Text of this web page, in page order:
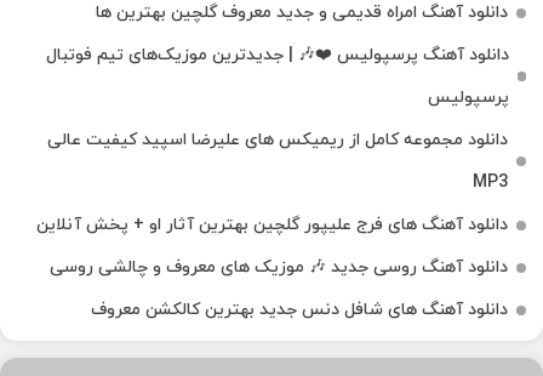
دانلود آهنگ امراه قدیمی و جدید معروف گلچین بهترین ها
دانلود آهنگ پرسپولیس ❤️🎶 | جدیدترین موزیک‌های تیم فوتبال
پرسپولیس
دانلود مجموعه کامل از ریمیکس های علیرضا اسپید کیفیت عالی
MP3
دانلود آهنگ های فرج علیپور گلچین بهترین آثار او + پخش آنلاین
دانلود آهنگ روسی جدید 🎶 موزیک‌ های معروف و چالشی روسی
دانلود آهنگ های شافل دنس جدید بهترین کالکشن معروف